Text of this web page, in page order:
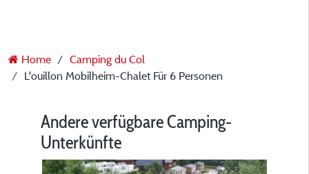
Home
Camping du Col
L'ouillon Mobilheim-Chalet Für 6 Personen
Andere verfügbare Camping-
Unterkünfte